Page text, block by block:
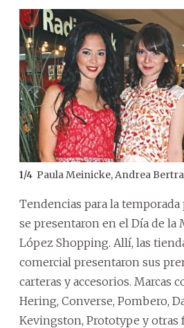
1/4 Paula Meinicke, Andrea
Tendencias para la
se presentaron en el Día de la
López Shopping. Allí, las
comercial presentaron sus
carteras y accesorios. Marcas
Hering, Converse, Pombero,
Kevingston, Prototype y otras